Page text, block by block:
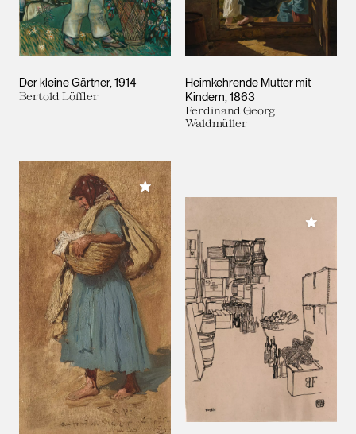
Der kleine Gärtner 1914
Bertold Löffler
Heimkehrende Mutter mit
Kindern 1863
Ferdinand Georg
Waldmüller
Meiner Sammlung hinzufügen
Meiner